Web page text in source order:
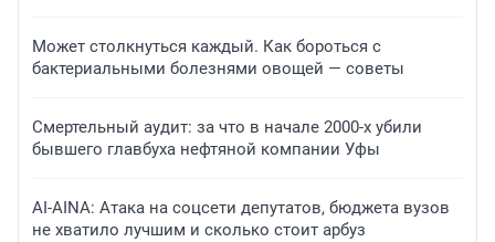
Может столкнуться каждый. Как бороться с
бактериальными болезнями овощей — советы
Смертельный аудит: за что в начале 2000-х убили
бывшего главбуха нефтяной компании Уфы
AI-AINA: Атака на соцсети депутатов, бюджета вузов
не хватило лучшим и сколько стоит арбуз